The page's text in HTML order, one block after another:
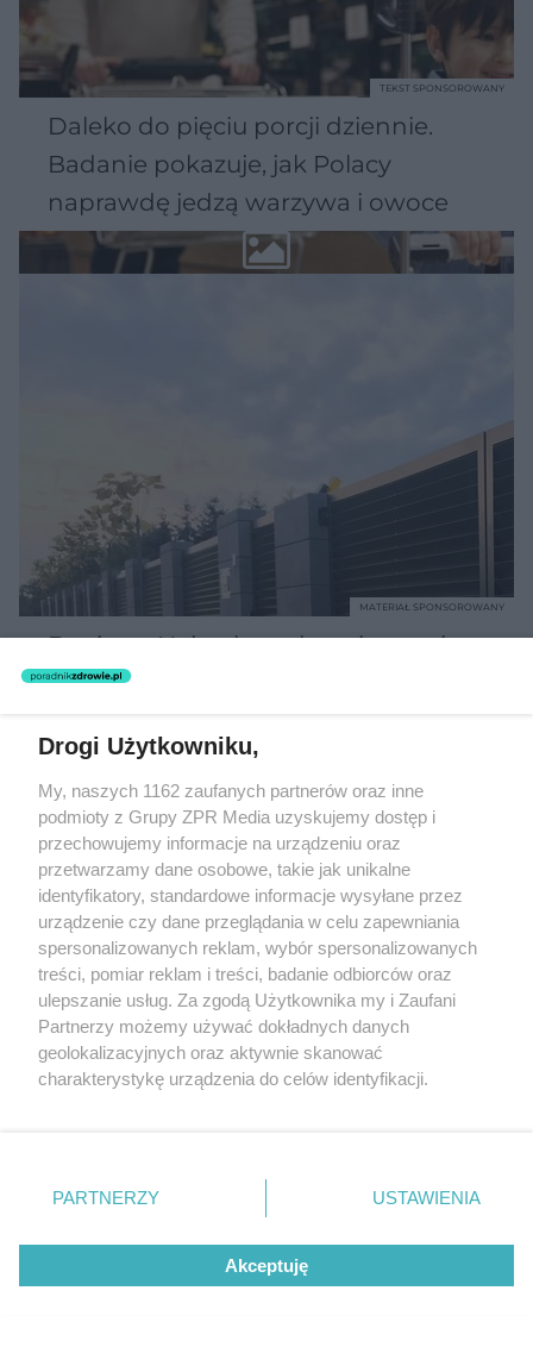
Daleko do pięciu porcji dziennie.
Badanie pokazuje, jak Polacy
naprawdę jedzą warzywa i owoce
TEKST SPONSOROWANY
Beninca. Najszybsza, bezpieczna i
nowoczesna automatyka do bram
MATERIAŁ SPONSOROWANY
POPULARNE TEMATY
Nieprzyjemny
zapach z pępka
mimo regularnej
REDAKTOR NACZELNA
POLECA
Drogi Użytkowniku,
My, naszych 1162 zaufanych partnerów oraz inne
podmioty z Grupy ZPR Media uzyskujemy dostęp i
przechowujemy informacje na urządzeniu oraz
przetwarzamy dane osobowe, takie jak unikalne
identyfikatory, standardowe informacje wysyłane przez
urządzenie czy dane przeglądania w celu zapewniania
spersonalizowanych reklam, wybór spersonalizowanych
treści, pomiar reklam i treści, badanie odbiorców oraz
ulepszanie usług. Za zgodą Użytkownika my i Zaufani
Partnerzy możemy używać dokładnych danych
geolokalizacyjnych oraz aktywnie skanować
charakterystykę urządzenia do celów identyfikacji.
zmienić/wycofać klikając przycisk ustawień prywatności
znajdujący się w lewym dolnym rogu strony
rodzaje przetwarzania danych nie wymagają zgody
użytkownika, ale masz prawo sprzeciwić się takiemu
przetwarzaniu. Preferencje będą miały zastosowanie tylko
PARTNERZY USTAWIENIA
Akceptuję